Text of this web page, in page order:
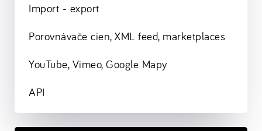
Import - export
Porovnávače cien, XML feed, marketplaces
YouTube, Vimeo, Google Mapy
API